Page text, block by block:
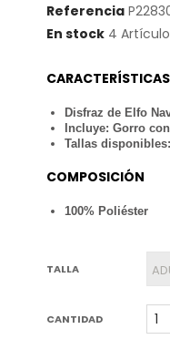
Referencia
En stock 4
CARACTERÍSTICAS
Disfraz de Elfo
Incluye: Gorro
Tallas
COMPOSICIÓN
100% Poliéster
TALLA
CANTIDAD